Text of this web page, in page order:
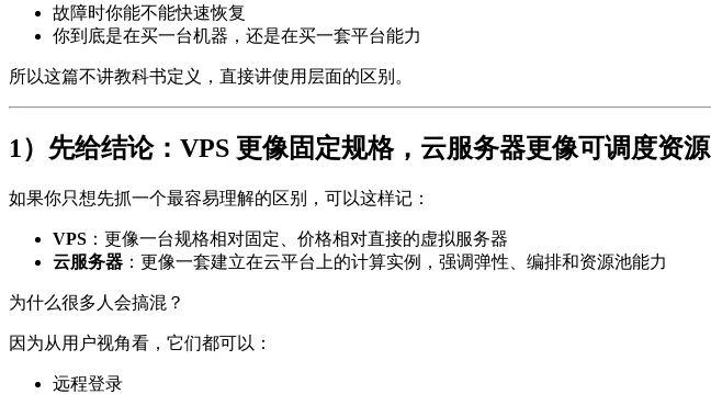
故障时你能不能快速恢复
你到底是在买一台机器，还是在买一套平台能力
所以这篇不讲教科书定义，直接讲使用层面的区别。
1）先给结论：VPS 更像固定规格，云服务器更像可调度资源
如果你只想先抓一个最容易理解的区别，可以这样记：
VPS ：更像一台规格相对固定、价格相对直接的虚拟服务器
云服务器 ：更像一套建立在云平台上的计算实例，强调弹性、编排和资源池能力
为什么很多人会搞混？
因为从用户视角看，它们都可以：
远程登录